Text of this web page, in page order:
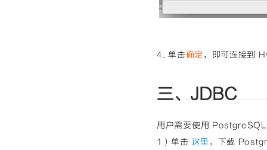
4. 单击确定 ，即可连接到
三、JDBC
用户需要使用
1）单击 这里 ，下载